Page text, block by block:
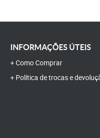
INFORMAÇÕES ÚTEIS
Como Comprar
Política de trocas e